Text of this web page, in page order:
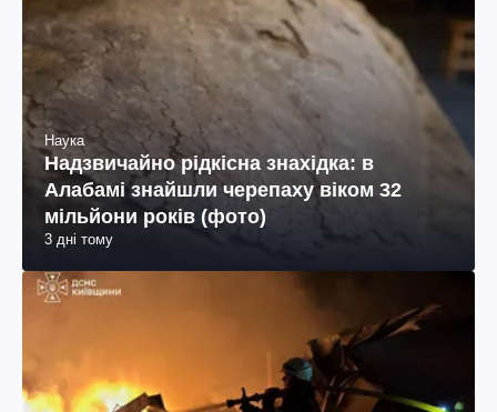
Наука
Надзвичайно рідкісна знахідка: в
Алабамі знайшли черепаху віком 32
мільйони років (фото)
3 дні тому